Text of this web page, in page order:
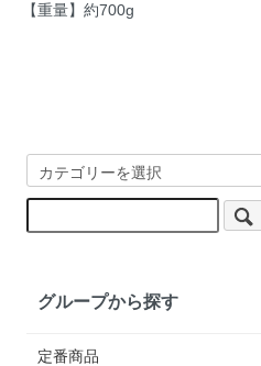
【重量】約700g
グループから探す
定番商品